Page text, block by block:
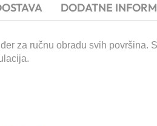
DODATNE
za ručnu obradu svih površina.